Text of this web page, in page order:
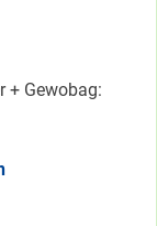
+ Gewobag: